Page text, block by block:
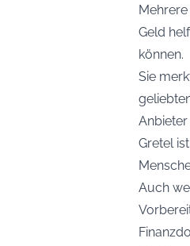
Geld
können.
Sie
Anbieter
Gretel
Auch